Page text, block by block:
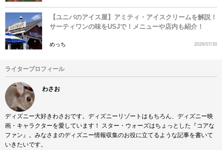
【ユニバのアイス屋】アミティ・アイスクリームを解説！
サーティワンの味をUSJで！メニューや店内も紹介！
めっち 2026/07/30
ライタープロフィール
わさお
ディズニー大好きわさおです。ディズニーリゾートはもちろん、ディズニー映
画・キャラクターを愛しています！ スター・ウォーズはちょっとした『コアな
ファン』。みなさまのディズニー情報収集のお役に立てるような記事を書いて
いきたいです。